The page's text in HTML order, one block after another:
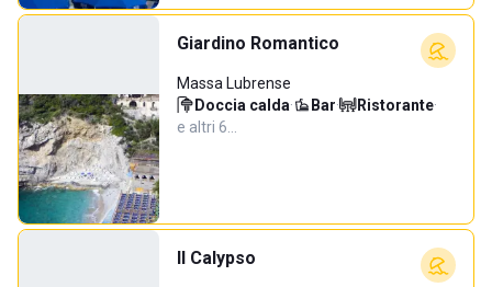
Giardino Romantico
Massa Lubrense
Doccia calda· Bar· Ristorante·
e altri 6…
Il Calypso